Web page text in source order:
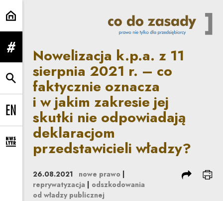
Nowelizacja k.p.a. z 11 sierpnia
rozwiń menu
rozwiń wyszukiwarkę
Change language to EN
rozwiń formularz zapisu na newsletter
Nowelizacja k.p.a. z 11
sierpnia 2021 r. – co
faktycznie oznacza
i w jakim zakresie jej
skutki nie odpowiadają
deklaracjom
przedstawicieli władzy?
26.08.2021 nowe prawo
reprywatyzacja
odszkodowania
od władzy publicznej
podziel się